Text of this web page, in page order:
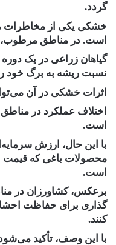
گردد‎.‎
خشکی یکی از مخاطرات
است. در مناطق مرطوب،
گیاهان زراعی در یک
نسبت ریشه به برگ خود
اثرات خشکی در آن
اختلاف عملکرد در
است.
با این ‏حال، ارزش
محصولات باغی که قیمت
است.
برعکس، کشاورزان در
گذاری برای حفاظت
کنند‏‎.‎
با این وصف، تأکید